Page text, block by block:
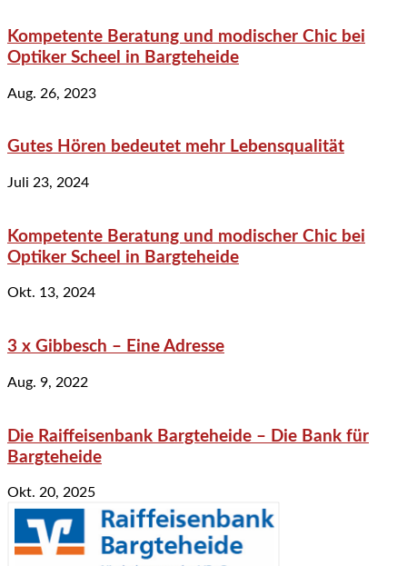
Kompetente Beratung und modischer Chic bei
Optiker Scheel in Bargteheide
Aug. 26, 2023
Gutes Hören bedeutet mehr Lebensqualität
Juli 23, 2024
Kompetente Beratung und modischer Chic bei
Optiker Scheel in Bargteheide
Okt. 13, 2024
3 x Gibbesch – Eine Adresse
Aug. 9, 2022
Die Raiffeisenbank Bargteheide – Die Bank für
Bargteheide
Okt. 20, 2025